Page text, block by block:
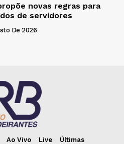
novas regras para
de servidores
De 2026
Ao Vivo Live Últimas